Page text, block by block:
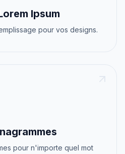
Ipsum
pour vos designs.
pour n'importe quel mot